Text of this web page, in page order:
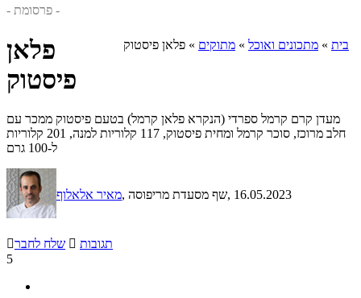
- פרסומת -
בית » מתכונים ואוכל » מתוקים » פלאן פיסטוק
פלאן
פיסטוק
מעדן קרם קרמל ספרדי (הנקרא פלאן קרמל) בטעם פיסטוק ממכר עם
חלב מרוכז, סוכר קרמל ומחית פיסטוק, 117 קלוריות למנה, 201 קלוריות
ל-100 גרם
מאיר אלאלוף , שף מסעדת מריפוסה, 16.05.2023
שלח לחבר  תגובות
5